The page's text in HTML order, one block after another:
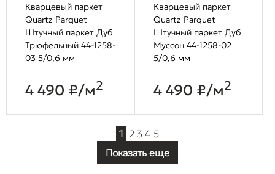
Кварцевый паркет
Quartz Parquet
Штучный паркет Дуб
Трюфельный 44-1258-
03 5/0,6 мм
4 490 ₽/м2
Кварцевый паркет
Quartz Parquet
Штучный паркет Дуб
Муссон 44-1258-02
5/0,6 мм
4 490 ₽/м2
1 2 3 4 5
Показать еще